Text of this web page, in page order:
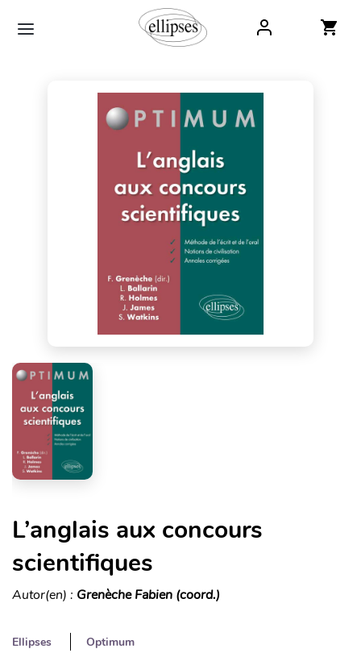
L’anglais aux concours
scientifiques
Autor(en) : Grenèche Fabien (coord.)
Ellipses
Optimum